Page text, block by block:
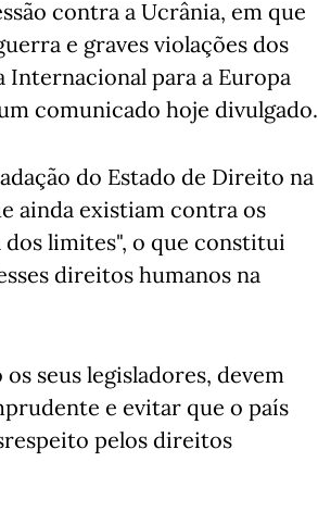
contra a Ucrânia, em que
e graves violações dos
para a Europa
comunicado hoje divulgado.
do Estado de Direito na
ainda existiam contra os
dos limites", o que constitui
direitos humanos na
seus legisladores, devem
e evitar que o país
pelos direitos